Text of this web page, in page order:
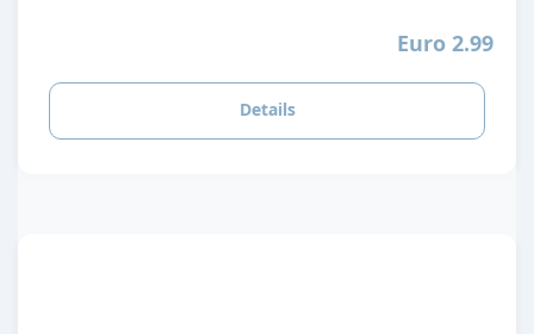
Euro 2.99
Details